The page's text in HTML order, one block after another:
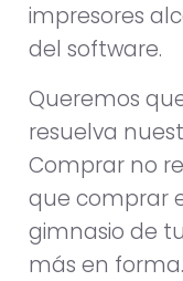
impresores
del software.
Queremos
resuelva
Comprar no
que comprar
gimnasio de
más en